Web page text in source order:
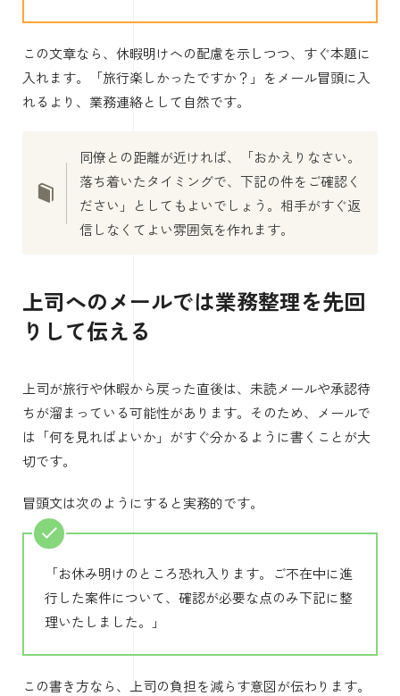
この文章なら、休暇明けへの配慮を示しつつ、すぐ本題に
入れます。「旅行楽しかったですか？」をメール冒頭に入
れるより、業務連絡として自然です。
同僚との距離が近ければ、「おかえりなさい。
落ち着いたタイミングで、下記の件をご確認く
ださい」としてもよいでしょう。相手がすぐ返
信しなくてよい雰囲気を作れます。
上司へのメールでは業務整理を先回
りして伝える
上司が旅行や休暇から戻った直後は、未読メールや承認待
ちが溜まっている可能性があります。そのため、メールで
は「何を見ればよいか」がすぐ分かるように書くことが大
切です。
冒頭文は次のようにすると実務的です。
「お休み明けのところ恐れ入ります。ご不在中に進
行した案件について、確認が必要な点のみ下記に整
理いたしました。」
この書き方なら、上司の負担を減らす意図が伝わります。